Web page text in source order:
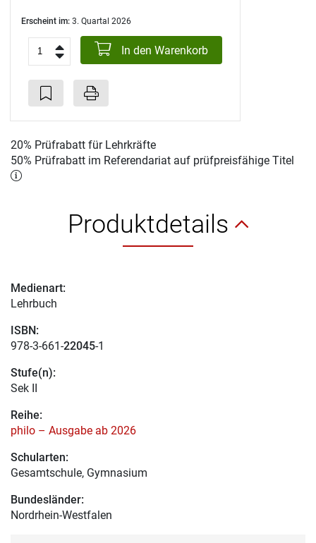
Erscheint im: 3. Quartal 2026
In den Warenkorb
20% Prüfrabatt für Lehrkräfte
50% Prüfrabatt im Referendariat auf prüfpreisfähige Titel
Produktdetails
Medienart:
Lehrbuch
ISBN:
978-3-661-22045-1
Stufe(n):
Sek II
Reihe:
philo – Ausgabe ab 2026
Schularten:
Gesamtschule, Gymnasium
Bundesländer:
Nordrhein-Westfalen